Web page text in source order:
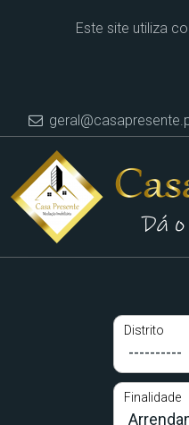
Este site utiliza
Distrito
Finalidade